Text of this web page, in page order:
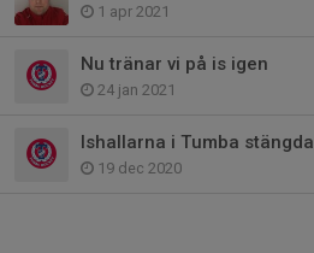
1 apr 2021
Nu tränar vi på is igen
24 jan 2021
Ishallarna i Tumba stängda
19 dec 2020